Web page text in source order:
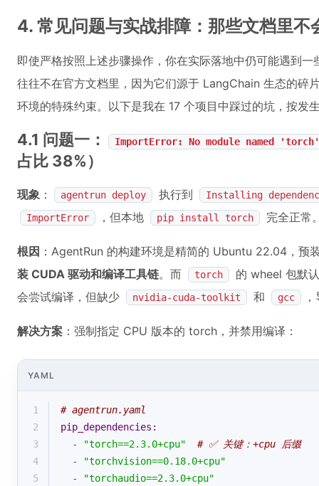
4. 常见问题与实战排障：那些文档里不
即使严格按照上述步骤操作，你在实际落地中仍可能遇到一
往往不在官方文档里，因为它们源于 LangChain 生态的碎
环境的特殊约束。以下是我在 17 个项目中踩过的坑，按发
4.1 问题一： ImportError: No module named 'torch'
占比 38%）
现象 ： agentrun deploy 执行到
Installing
ImportError
，但本地 pip install torch 完全正常
根因 ：AgentRun 的构建环境是精简的 Ubuntu 22.04，预
装 CUDA 驱动和编译工具链。而 torch
的 wheel 包默
会尝试编译，但缺少
nvidia-cuda-toolkit 和 gcc
解决方案 ：强制指定 CPU 版本的 torch，并禁用编译：
YAML
1
# agentrun.yaml
2
pip_dependencies:
3
- "torch==2.3.0+cpu"
# ✅ 关键：+cpu 后缀
4
-
"torchvision==0.18.0+cpu"
5
- "torchaudio==2.3.0+cpu"